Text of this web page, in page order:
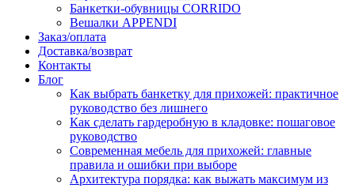
Банкетки-обувницы CORRIDO
Вешалки APPENDI
Заказ/оплата
Доставка/возврат
Контакты
Блог
Как выбрать банкетку для прихожей: практичное
руководство без лишнего
Как сделать гардеробную в кладовке: пошаговое
руководство
Современная мебель для прихожей: главные
правила и ошибки при выборе
Архитектура порядка: как выжать максимум из